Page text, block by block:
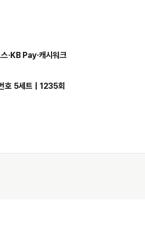
·KB Pay·캐시워크
호 5세트 | 1235회